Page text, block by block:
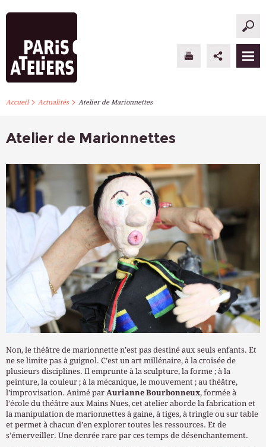
PARIS ATELIERS
STAGES PONCTUELS
INFOS PRATIQUES
S’INSCRIRE
Accueil> Actualités> Atelier de Marionnettes
Atelier de Marionnettes
Non, le théâtre de marionnette n’est pas destiné aux seuls enfants. Et
ne se limite pas à guignol. C’est un art millénaire, à la croisée de
plusieurs disciplines. Il emprunte à la sculpture, la forme ; à la
peinture, la couleur ; à la mécanique, le mouvement ; au théâtre,
l’improvisation. Animé par Aurianne Bourbonneux, formée à
l’école du théâtre aux Mains Nues, cet atelier aborde la fabrication et
la manipulation de marionnettes à gaine, à tiges, à tringle ou sur table
et permet à chacun d’en explorer toutes les ressources. Et de
s’émerveiller. Une denrée rare par ces temps de désenchantement.